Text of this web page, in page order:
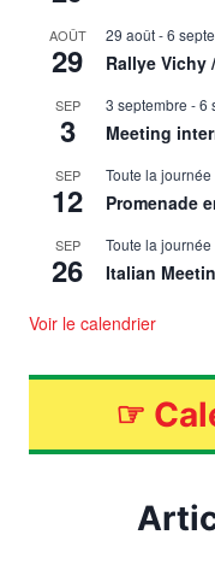
AOÛT
29
29 août-6
Rallye Vichy
SEP
3
3 septembre -6
Meeting
SEP
12
Toute la journée
Promenade
SEP
26
Toute la journée
Italian
Voir le calendrier
☞